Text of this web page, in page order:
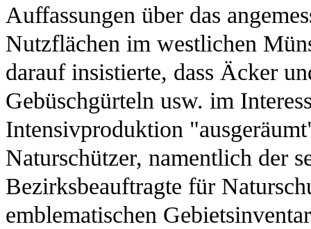
Auffassungen über das
Nutzflächen im westlichen
darauf insistierte, dass Äcker
Gebüschgürteln usw. im
Intensivproduktion
Naturschützer, namentlich der
Bezirksbeauftragte für
emblematischen